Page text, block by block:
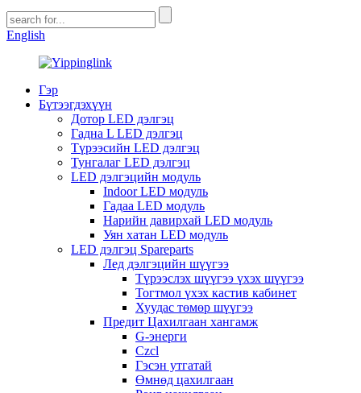
English
Гэр
Бүтээгдэхүүн
Дотор LED дэлгэц
Гадна L LED дэлгэц
Түрээсийн LED дэлгэц
Тунгалаг LED дэлгэц
LED дэлгэцийн модуль
Indoor LED модуль
Гадаа LED модуль
Нарийн давирхай LED модуль
Уян хатан LED модуль
LED дэлгэц Spareparts
Лед дэлгэцийн шүүгээ
Түрээслэх шүүгээ үхэх шүүгээ
Тогтмол үхэх кастив кабинет
Хуудас төмөр шүүгээ
Предит Цахилгаан хангамж
G-энерги
Czcl
Гэсэн утгатай
Өмнөд цахилгаан